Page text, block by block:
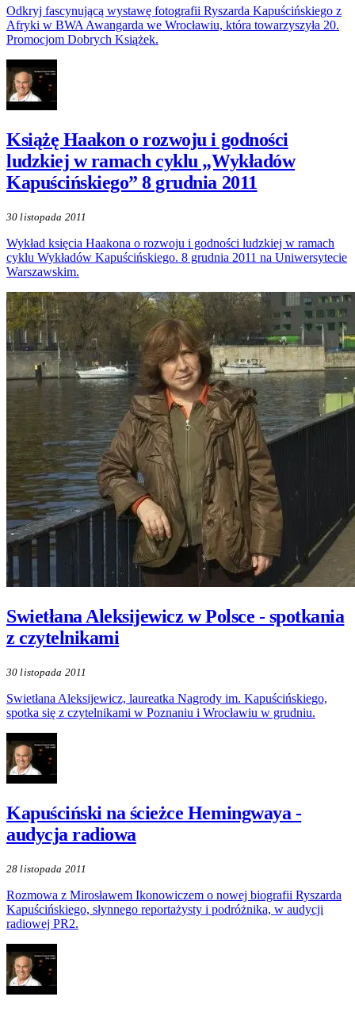
Odkryj fascynującą wystawę fotografii Ryszarda Kapuścińskiego z
Afryki w BWA Awangarda we Wrocławiu, która towarzyszyła 20.
Promocjom Dobrych Książek.
Książę Haakon o rozwoju i godności
ludzkiej w ramach cyklu „Wykładów
Kapuścińskiego” 8 grudnia 2011
30 listopada 2011
Wykład księcia Haakona o rozwoju i godności ludzkiej w ramach
cyklu Wykładów Kapuścińskiego. 8 grudnia 2011 na Uniwersytecie
Warszawskim.
Swietłana Aleksijewicz w Polsce - spotkania
z czytelnikami
30 listopada 2011
Swietłana Aleksijewicz, laureatka Nagrody im. Kapuścińskiego,
spotka się z czytelnikami w Poznaniu i Wrocławiu w grudniu.
Kapuściński na ścieżce Hemingwaya -
audycja radiowa
28 listopada 2011
Rozmowa z Mirosławem Ikonowiczem o nowej biografii Ryszarda
Kapuścińskiego, słynnego reportażysty i podróżnika, w audycji
radiowej PR2.